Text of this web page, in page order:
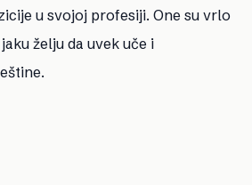
u svojoj profesiji. One su vrlo
želju da uvek uče i